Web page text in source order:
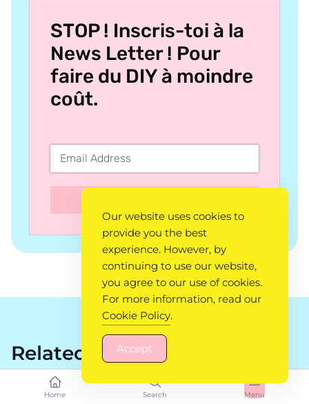
Home Search Menu
STOP ! Inscris-toi à la
News Letter ! Pour
faire du DIY à moindre
coût.
Related Posts
Our website uses cookies to
provide you the best
experience. However, by
continuing to use our website,
you agree to our use of cookies.
For more information, read our
Cookie Policy.
Accept